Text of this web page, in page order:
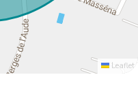
Leaflet